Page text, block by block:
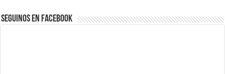
Seguinos en Facebook